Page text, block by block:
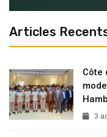
Articles
Côte
3